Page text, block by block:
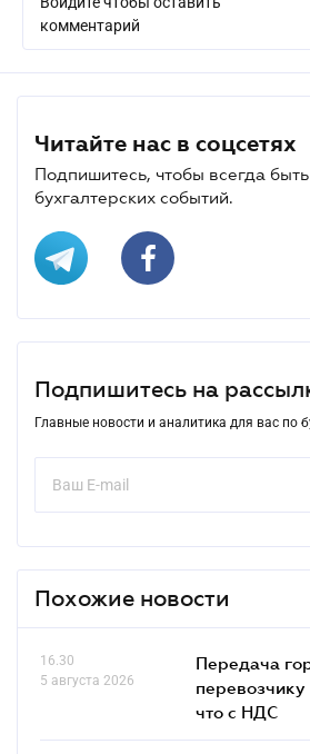
комментарий
Читайте нас в соцсетях
Подпишитесь, чтобы всегда
бухгалтерских событий.
Подпишитесь на
Главные новости и аналитика для вас по
Похожие новости
16.30
5 августа 2026
Передача
что с НДС